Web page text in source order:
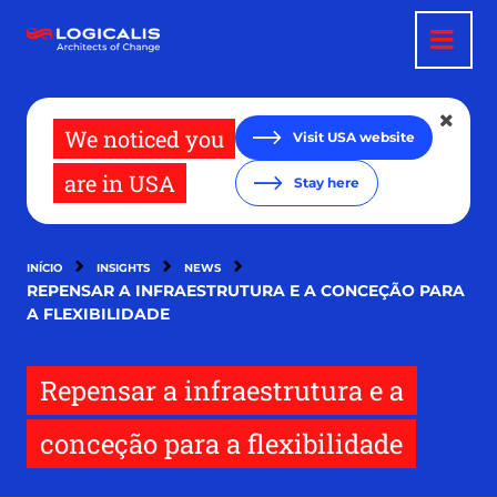
para
We noticed you
are in USA
Visit USA website
Stay here
INÍCIO INSIGHTS NEWS
REPENSAR A INFRAESTRUTURA E A CONCEÇÃO PARA
A FLEXIBILIDADE
Repensar a infraestrutura e a
conceção para a flexibilidade